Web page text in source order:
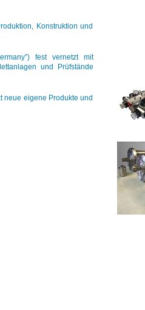
Konstruktion und
fest vernetzt mit
und Prüfstände
neue eigene Produkte und